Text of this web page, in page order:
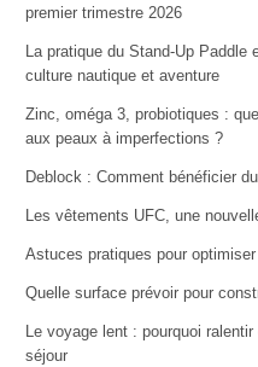
premier trimestre 2026
La pratique du Stand-Up Paddle
culture nautique et aventure
Zinc, oméga 3, probiotiques :
aux peaux à imperfections ?
Deblock : Comment bénéficier
Les vêtements UFC, une
Astuces pratiques pour
Quelle surface prévoir pour
Le voyage lent : pourquoi ralentir
séjour